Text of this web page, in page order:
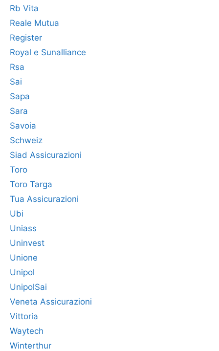
Rb Vita
Reale Mutua
Register
Royal e Sunalliance
Rsa
Sai
Sapa
Sara
Savoia
Schweiz
Siad Assicurazioni
Toro
Toro Targa
Tua Assicurazioni
Ubi
Uniass
Uninvest
Unione
Unipol
UnipolSai
Veneta Assicurazioni
Vittoria
Waytech
Winterthur